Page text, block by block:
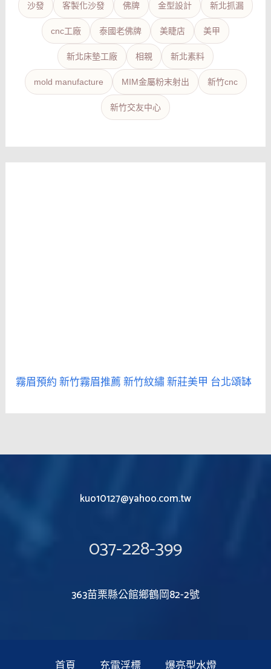
沙發 客製化沙發 佛牌 金型設計 新北抓漏
cnc工廠 泰國老佛牌 美睫店 美甲
新北床墊工廠 相親 新北素料
mold manufacture MIM金屬粉末射出 新竹cnc
新竹交友中心
霧眉預約新竹霧眉推薦新竹紋繡新莊美甲 台北頌缽
kuo10127@yahoo.com.tw
037-228-399
363苗栗縣公館鄉鶴岡82-2號